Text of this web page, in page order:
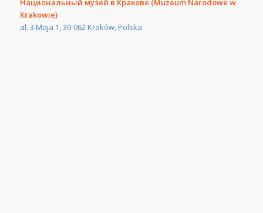
Национальный музей в Кракове (Muzeum Narodowe w
Krakowie)
al. 3 Maja 1, 30-062 Kraków, Polska